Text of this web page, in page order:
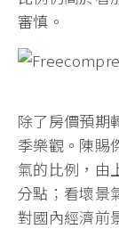
審慎。
除了房價預期
季樂觀。陳賜
氣的比例，由
分點；看壞景
對國內經濟前